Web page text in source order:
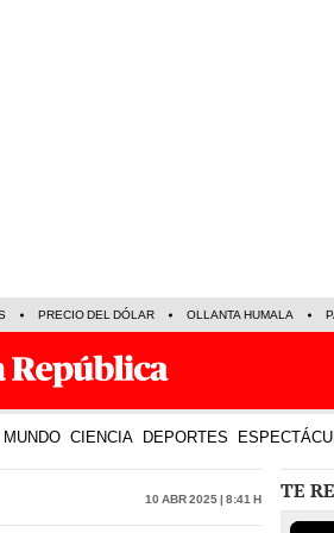
PRECIO DEL DÓLAR OLLANTA HUMALA
MUNDO CIENCIA DEPORTES
10 Abr 2025 | 8:41 h TE